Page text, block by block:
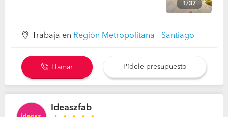
1/37
Trabaja en Región Metropolitana - Santiago
Llamar Pídele presupuesto
Ideaszfab